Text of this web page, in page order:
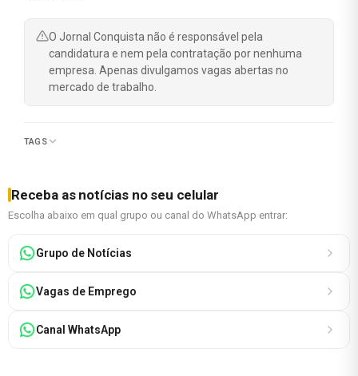
O Jornal Conquista não é responsável pela
candidatura e nem pela contratação por nenhuma
empresa. Apenas divulgamos vagas abertas no
mercado de trabalho.
TAGS
Receba as notícias no seu celular
Escolha abaixo em qual grupo ou canal do WhatsApp entrar:
Grupo de Notícias
Vagas de Emprego
Canal WhatsApp